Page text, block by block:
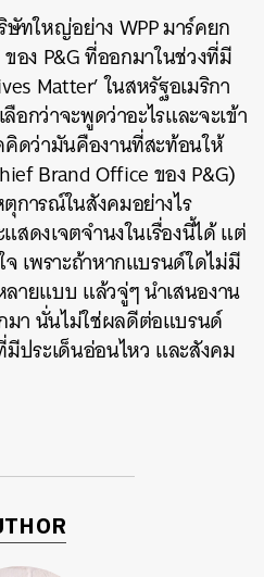
ษัทใหญ่อย่างWPPมาร์คยก
ของ P&Gที่ออกมาในช่วงที่มี
Matter’ในสหรัฐอเมริกา
กว่าจะพูดว่าอะไรและจะเข้า
ดว่ามันคืองานที่สะท้อนให้
Brand OfficeของP&G)
การณ์ในสังคมอย่างไร
ดงเจตจำนงในเรื่องนี้ได้แต่
จเพราะถ้าหากแบรนด์ใดไม่มี
ลายแบบ แล้วจู่ๆนำเสนองาน
มานั่นไม่ใช่ผลดีต่อแบรนด์
มีประเด็นอ่อนไหว และสังคม